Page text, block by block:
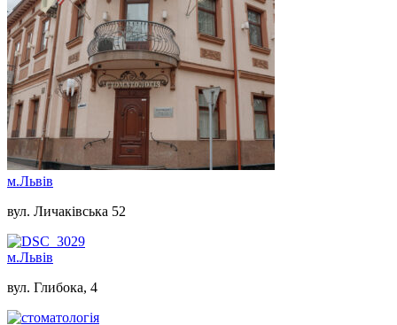
м.Львів
вул. Личаківська 52
м.Львів
вул. Глибока, 4